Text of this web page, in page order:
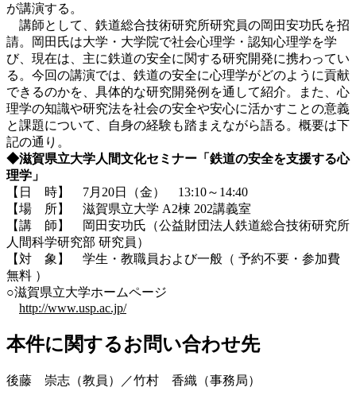
が講演する。
講師として、鉄道総合技術研究所研究員の岡田安功氏を招
請。岡田氏は大学・大学院で社会心理学・認知心理学を学
び、現在は、主に鉄道の安全に関する研究開発に携わってい
る。今回の講演では、鉄道の安全に心理学がどのように貢献
できるのかを、具体的な研究開発例を通して紹介。また、心
理学の知識や研究法を社会の安全や安心に活かすことの意義
と課題について、自身の経験も踏まえながら語る。概要は下
記の通り。
◆滋賀県立大学人間文化セミナー「鉄道の安全を支援する心
理学」
【日 時】 7月20日（金） 13:10～14:40
【場 所】 滋賀県立大学 A2棟 202講義室
【講 師】 岡田安功氏（公益財団法人鉄道総合技術研究所
人間科学研究部 研究員）
【対 象】 学生・教職員および一般（ 予約不要・参加費
無料 ）
○滋賀県立大学ホームページ
http://www.usp.ac.jp/
本件に関するお問い合わせ先
後藤 崇志（教員）／竹村 香織（事務局）